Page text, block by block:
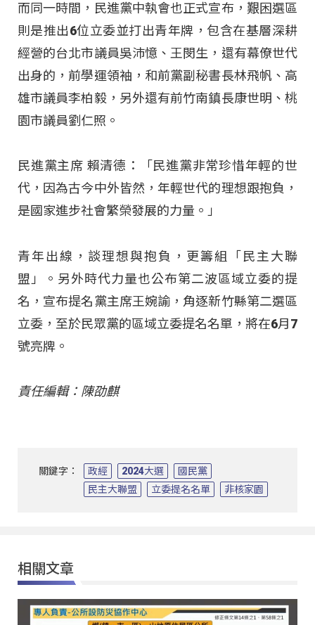
而同一時間，民進黨中執會也正式宣布，艱困選區
則是推出6位立委並打出青年牌，包含在基層深耕
經營的台北市議員吳沛憶、王閔生，還有幕僚世代
出身的，前學運領袖，和前黨副秘書長林飛帆、高
雄市議員李柏毅，另外還有前竹南鎮長康世明、桃
園市議員劉仁照。
民進黨主席 賴清德：「民進黨非常珍惜年輕的世
代，因為古今中外皆然，年輕世代的理想跟抱負，
是國家進步社會繁榮發展的力量。」
青年出線，談理想與抱負，更籌組「民主大聯
盟」。另外時代力量也公布第二波區域立委的提
名，宣布提名黨主席王婉諭，角逐新竹縣第二選區
立委，至於民眾黨的區域立委提名名單，將在6月7
號亮牌。
責任編輯：陳劭麒
關鍵字： 政經 2024大選
國民黨
民主大聯盟
立委提名名單 非核家園
相關文章